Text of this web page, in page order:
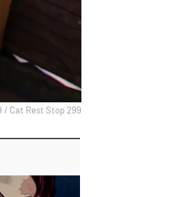
/ Cat Rest Stop 299